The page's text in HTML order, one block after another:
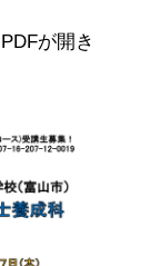
が開き